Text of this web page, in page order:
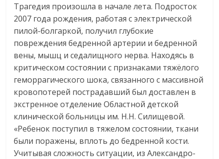
Трагедия произошла в начале лета. Подросток
2007 года рождения, работая с электрической
пилой-болгаркой, получил глубокие
повреждения бедренной артерии и бедренной
вены, мышц и седалищного нерва. Находясь в
критическом состоянии с признаками тяжёлого
геморрагического шока, связанного с массивной
кровопотерей пострадавший был доставлен в
экстренное отделение Областной детской
клинической больницы им. Н.Н. Силищевой.
«Ребенок поступил в тяжелом состоянии, ткани
были поражены, вплоть до бедренной кости.
Учитывая сложность ситуации, из Александро-